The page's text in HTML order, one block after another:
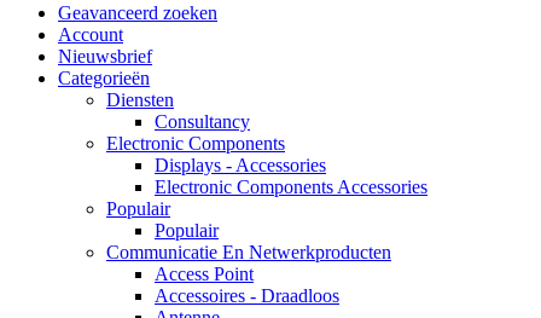
Geavanceerd zoeken
Account
Nieuwsbrief
Categorieën
Diensten
Consultancy
Electronic Components
Displays - Accessories
Electronic Components Accessories
Populair
Populair
Communicatie En Netwerkproducten
Access Point
Accessoires - Draadloos